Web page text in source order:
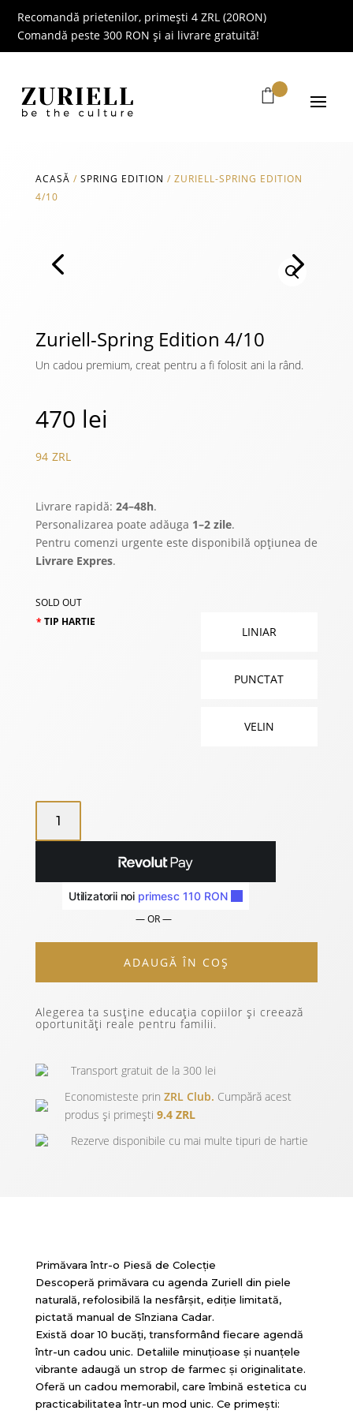
Recomandă prietenilor, primești 4 ZRL (20RON)
Comandă peste 300 RON și ai livrare gratuită!
ACASĂ / SPRING EDITION / ZURIELL-SPRING EDITION
4/10
Zuriell-Spring Edition 4/10
Un cadou premium, creat pentru a fi folosit ani la rând.
470 lei
94 ZRL
Livrare rapidă: 24–48h.
Personalizarea poate adăuga 1–2 zile.
Pentru comenzi urgente este disponibilă opțiunea de
Livrare Expres.
SOLD OUT
TIP HARTIE
LINIAR
PUNCTAT
VELIN
ZURIELL-
SPRING
4/10
— OR —
ADAUGĂ ÎN COȘ
Alegerea ta susține educația copiilor și creează
oportunități reale pentru familii.
Transport gratuit de la 300 lei
Economisteste prinZRL Club. Cumpără acest
produs și primești9.4 ZRL
Rezerve disponibile cu mai multe tipuri de hartie
Primăvara într-o Piesă de Colecție
Descoperă primăvara cu agenda Zuriell din piele
naturală, refolosibilă la nesfârșit, ediție limitată,
pictată manual de Sînziana Cadar.
Există doar 10 bucăți, transformând fiecare agendă
într-un cadou unic. Detaliile minuțioase și nuanțele
vibrante adaugă un strop de farmec și originalitate.
Oferă un cadou memorabil, care îmbină estetica cu
practicabilitatea într-un mod unic. Ce primești: